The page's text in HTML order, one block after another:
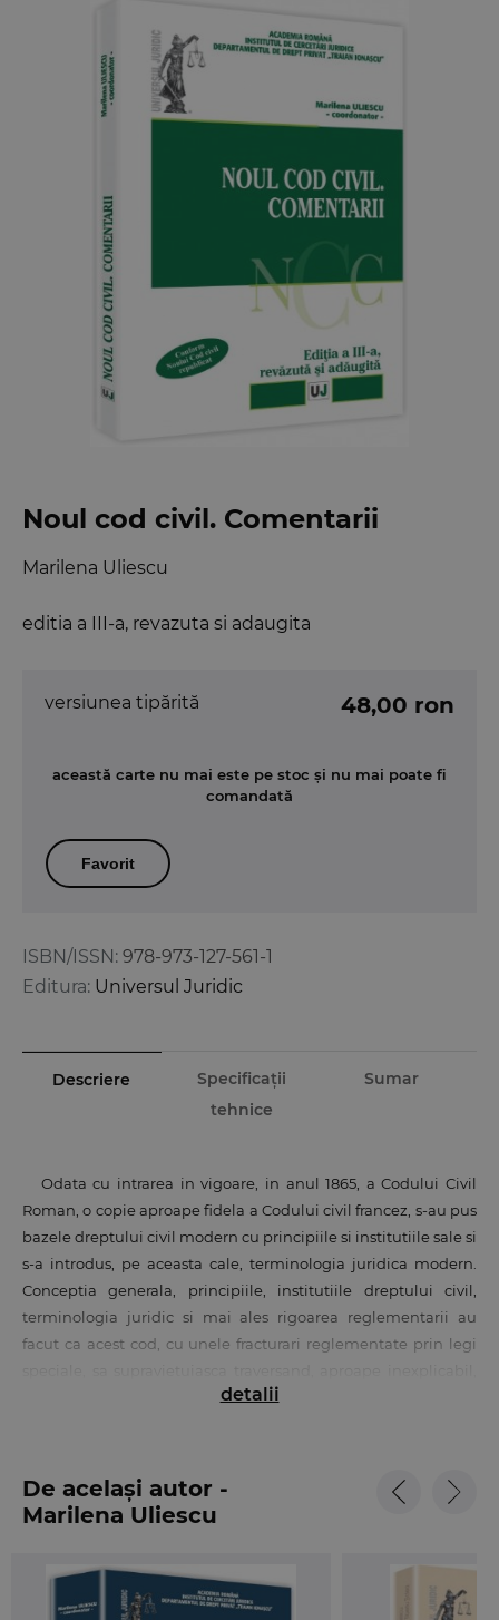
Noul cod civil. Comentarii
editia a III-a, revazuta si adaugita
Marilena Uliescu
ISBN/ISSN: 978-973-127-561-1
Editura: Universul Juridic
versiunea tipărită 48,00 ron
această carte nu mai este pe stoc și nu mai poate fi
comandată
Favorit
Descriere
Specificații
tehnice
Sumar
Odata cu intrarea in vigoare, in anul 1865, a Codului Civil
Roman, o copie aproape fidela a Codului civil francez, s-au pus
bazele dreptului civil modern cu principiile si institutiile sale si
s-a introdus, pe aceasta cale, terminologia juridica modern.
Conceptia generala, principiile, institutiile dreptului civil,
terminologia juridic si mai ales rigoarea reglementarii au
facut ca acest cod, cu unele fracturari reglementate prin legi
perioada de aproximativ cinci decenii a dreptului socialist.
"Programul de guvernare 2009-2012", pare a fi fost o initiativa
legislativa necesara si utia. Codul civil, adoptat prin Legea nr.
Desigur, "Noul Cod civil" cuprinde elemente noi, pe care le
consideram utile si necesare, cum ar fi, de pilda, protectia
detalii
De același autor -
Marilena Uliescu